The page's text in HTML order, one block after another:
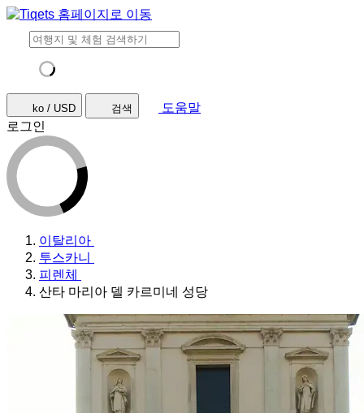
ko / USD 검색
도움말
로그인
이탈리아
투스카니
피렌체
산타 마리아 델 카르미네 성당